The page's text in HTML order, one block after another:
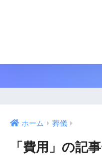
ホーム 葬儀
「費用」の記